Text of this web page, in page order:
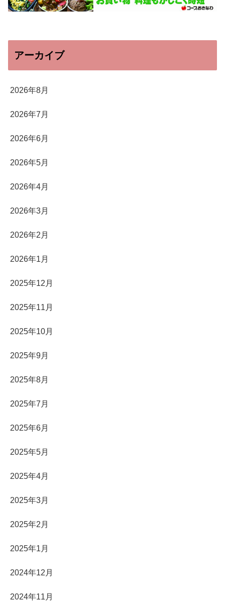
アーカイブ
2026年8月
2026年7月
2026年6月
2026年5月
2026年4月
2026年3月
2026年2月
2026年1月
2025年12月
2025年11月
2025年10月
2025年9月
2025年8月
2025年7月
2025年6月
2025年5月
2025年4月
2025年3月
2025年2月
2025年1月
2024年12月
2024年11月